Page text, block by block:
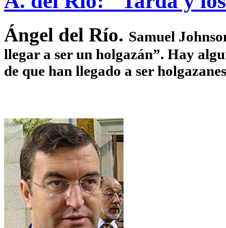
Ángel del Río. Samuel
llegar a ser un holgazán”. Hay
de que han llegado a ser